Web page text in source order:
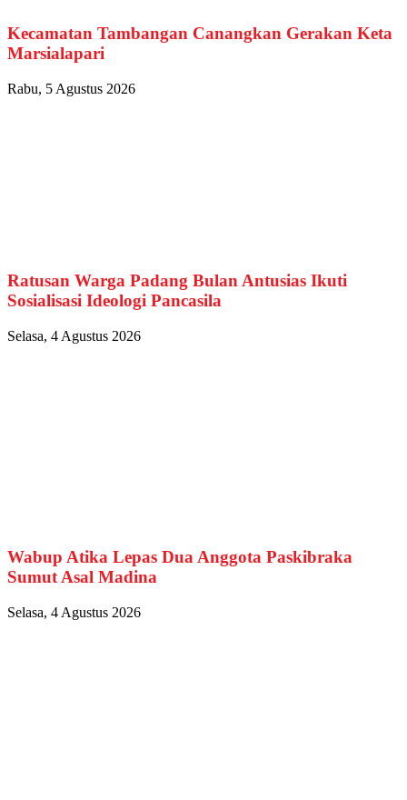
Kecamatan Tambangan Canangkan Gerakan Keta
Marsialapari
Rabu, 5 Agustus 2026
Ratusan Warga Padang Bulan Antusias Ikuti
Sosialisasi Ideologi Pancasila
Selasa, 4 Agustus 2026
Wabup Atika Lepas Dua Anggota Paskibraka
Sumut Asal Madina
Selasa, 4 Agustus 2026